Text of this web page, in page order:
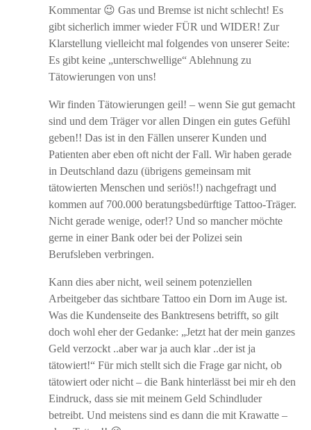
Kommentar 😉 Gas und Bremse ist nicht schlecht! Es
gibt sicherlich immer wieder FÜR und WIDER! Zur
Klarstellung vielleicht mal folgendes von unserer Seite:
Es gibt keine „unterschwellige“ Ablehnung zu
Tätowierungen von uns!
Wir finden Tätowierungen geil! – wenn Sie gut gemacht
sind und dem Träger vor allen Dingen ein gutes Gefühl
geben!! Das ist in den Fällen unserer Kunden und
Patienten aber eben oft nicht der Fall. Wir haben gerade
in Deutschland dazu (übrigens gemeinsam mit
tätowierten Menschen und seriös!!) nachgefragt und
kommen auf 700.000 beratungsbedürftige Tattoo-Träger.
Nicht gerade wenige, oder!? Und so mancher möchte
gerne in einer Bank oder bei der Polizei sein
Berufsleben verbringen.
Kann dies aber nicht, weil seinem potenziellen
Arbeitgeber das sichtbare Tattoo ein Dorn im Auge ist.
Was die Kundenseite des Banktresens betrifft, so gilt
doch wohl eher der Gedanke: „Jetzt hat der mein ganzes
Geld verzockt ..aber war ja auch klar ..der ist ja
tätowiert!“ Für mich stellt sich die Frage gar nicht, ob
tätowiert oder nicht – die Bank hinterlässt bei mir eh den
Eindruck, dass sie mit meinem Geld Schindluder
betreibt. Und meistens sind es dann die mit Krawatte –